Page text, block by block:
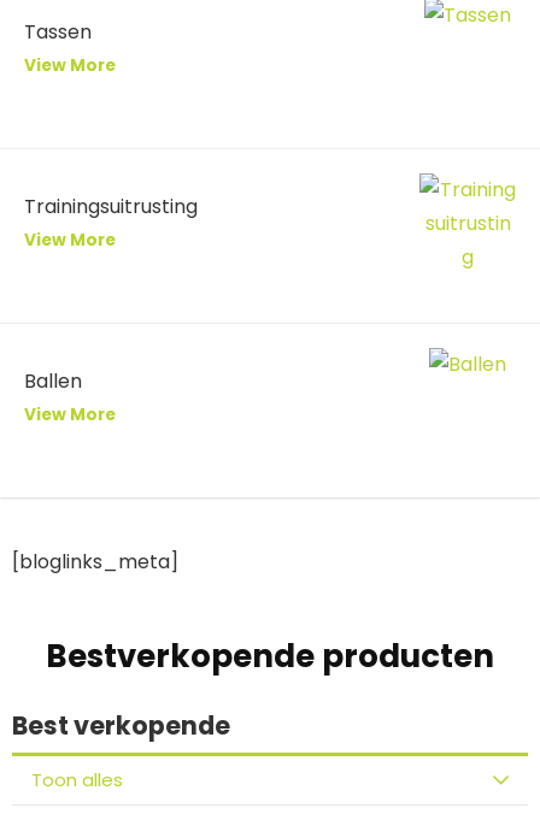
Tassen
View More
Trainingsuitrusting
View More
Ballen
View More
[bloglinks_meta]
Bestverkopende producten
Best verkopende
Toon alles